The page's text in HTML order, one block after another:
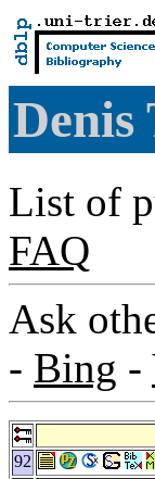
Denis
List of
FAQ
Ask
- Bing -
92